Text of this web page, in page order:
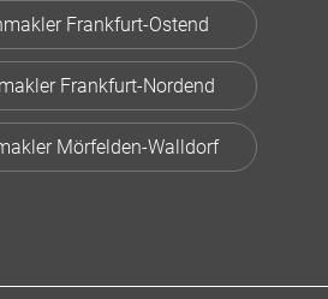
Frankfurt-Ostend
Frankfurt-Nordend
Mörfelden-Walldorf